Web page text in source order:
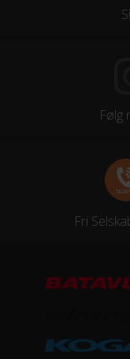
Montering af
Frempind
Sadel
Sadelpind
Følg
Fri